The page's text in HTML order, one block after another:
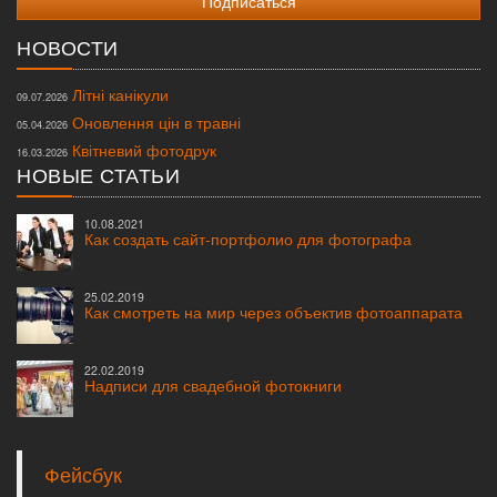
НОВОСТИ
09.07.2026 Літні канікули
05.04.2026 Оновлення цін в травні
16.03.2026 Квітневий фотодрук
НОВЫЕ СТАТЬИ
10.08.2021
Как создать сайт-портфолио для фотографа
25.02.2019
Как смотреть на мир через объектив фотоаппарата
22.02.2019
Надписи для свадебной фотокниги
Фейсбук